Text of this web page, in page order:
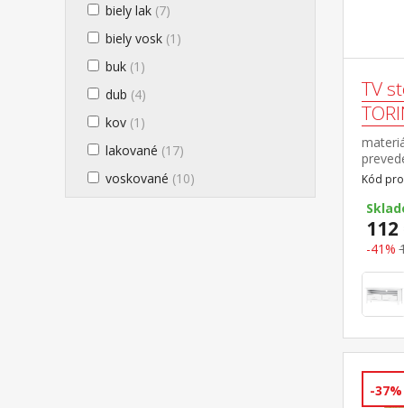
biely lak (7)
biely vosk (1)
buk (1)
dub (4)
kov (1)
lakované (17)
voskované (10)
TV
Kód
112
-41%
-37%